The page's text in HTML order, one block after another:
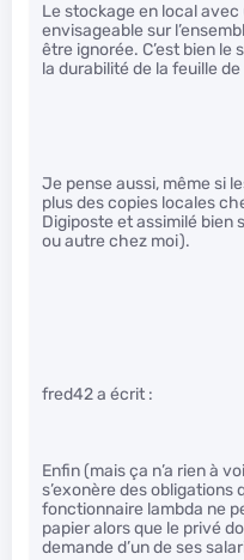
Le stockage en local avec
envisageable sur
être ignorée. C’est bien
la durabilité de la feuille de
Je pense aussi, même si
plus des copies locales
Digiposte et assimilé bien
ou autre chez moi).
fred42 a écrit :
Enfin (mais ça n’a rien à
s’exonère des obligations
fonctionnaire lambda ne
papier alors que le privé
demande d’un de ses